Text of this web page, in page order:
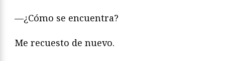
—¿Cómo se encuentra?
Me recuesto de nuevo.